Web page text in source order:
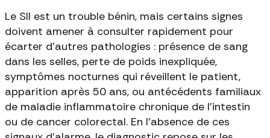
Le SII est un trouble bénin, mais certains signes
doivent amener à consulter rapidement pour
écarter d'autres pathologies : présence de sang
dans les selles, perte de poids inexpliquée,
symptômes nocturnes qui réveillent le patient,
apparition après 50 ans, ou antécédents familiaux
de maladie inflammatoire chronique de l'intestin
ou de cancer colorectal. En l'absence de ces